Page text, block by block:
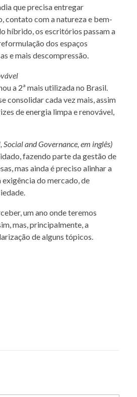
que precisa entregar
contato com a natureza e bem-
híbrido, os escritórios passam a
dos espaços
e mais descompressão.
a 2ª mais utilizada no Brasil.
consolidar cada vez mais, assim
de energia limpa e renovável,
and Governance, em inglês)
fazendo parte da gestão de
mas ainda é preciso alinhar a
do mercado, de
um ano onde teremos
mas, principalmente, a
de alguns tópicos.